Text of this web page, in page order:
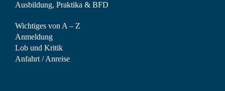
Ausbildung, Praktika & BFD
Wichtiges von A – Z
Anmeldung
Lob und Kritik
Anfahrt / Anreise